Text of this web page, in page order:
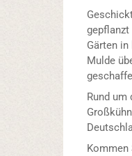
gepflanzt
Gärten
Mulde
Rund um
Kommen